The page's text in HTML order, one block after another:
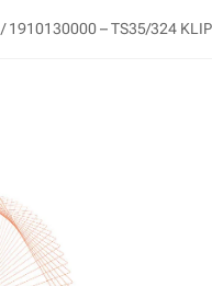
/ 1910130000 – TS35/324